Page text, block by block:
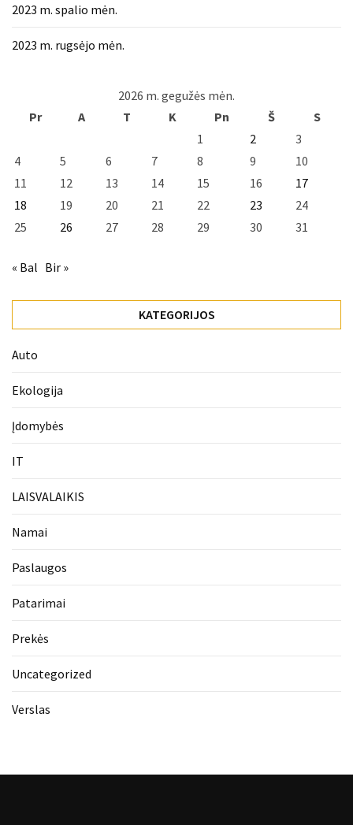
2023 m. spalio mėn.
2023 m. rugsėjo mėn.
2026 m. gegužės mėn.
Pr
A T K Pn Š
S
1
2
3
4
5 6 7 8 9
10
11
12 13 14 15 16
17
18
19 20 21 22 23
24
25
26 27 28 29 30 31
« Bal Bir »
KATEGORIJOS
Auto
Ekologija
Įdomybės
IT
LAISVALAIKIS
Namai
Paslaugos
Patarimai
Prekės
Uncategorized
Verslas